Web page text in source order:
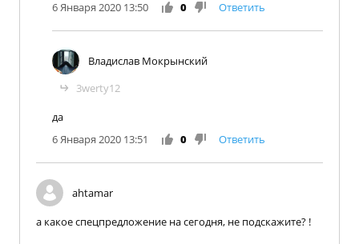
6 Января 2020 13:50
0 Ответить
Владислав Мокрынский
3werty12
да
6 Января 2020 13:51
0 Ответить
ahtamar
а какое спецпредложение на сегодня, не подскажите? !